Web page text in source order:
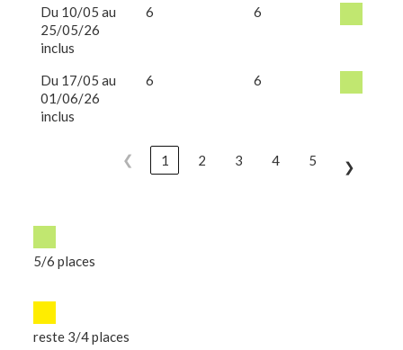
Du 10/05 au
25/05/26
inclus
6 6
Du 17/05 au
01/06/26
inclus
6 6
❮ 1 2 3 4 5 ❯
5/6 places
reste 3/4 places